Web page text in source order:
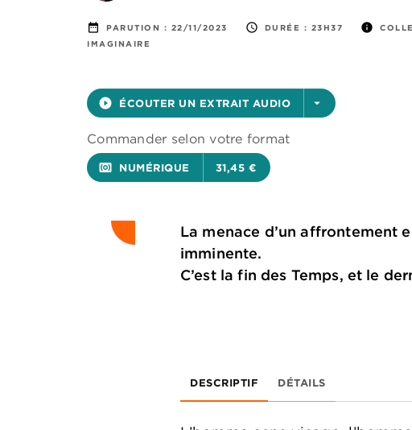
date_range PARUTION : 22/11/2023 access_time DURÉE : 23H37 info
IMAGINAIRE
play_circle_filled ÉCOUTER UN EXTRAIT AUDIO arrow_drop_down
Commander selon votre format
surround_sound NUMÉRIQUE 31,45 €
La menace d’un affrontement
imminente.
C’est la fin des Temps, et le
DESCRIPTIF DÉTAILS